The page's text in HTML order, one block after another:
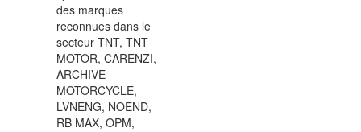
des marques
reconnues dans le
secteur TNT, TNT
MOTOR, CARENZI,
ARCHIVE
MOTORCYCLE,
LVNENG, NOEND,
RB MAX, OPM,